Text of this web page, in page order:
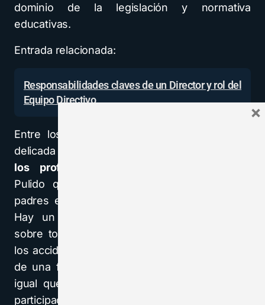
dominio de la legislación y normativa
educativas.
Entrada relacionada:
Responsabilidades claves de un Director y rol del
Equipo Directivo
Entre los retos del director se encuentra la
delicada gestión de la
los profesores
Pulido que la sociedad ha cambiado y los
padres exigen ahora más que sus derechos.
Hay un crecimiento de las reclamaciones,
sobre todo en relación con las calificaciones,
los accidentes en el ámbito escolar y también,
de una forma especial, con las sanciones. Al
igual que el profesorado, que demanda más
participación en la toma de decisiones, pero, a
×